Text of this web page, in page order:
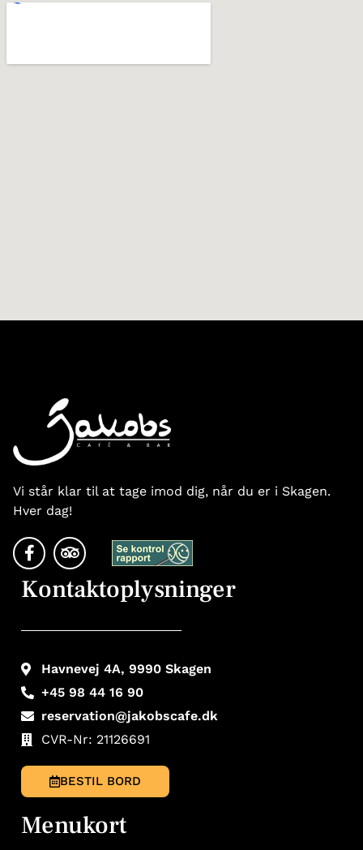
Vi står klar til at tage imod dig, når du er i Skagen.
Hver dag!
Kontaktoplysninger
Havnevej 4A, 9990 Skagen
+45 98 44 16 90
reservation@jakobscafe.dk
CVR-Nr: 21126691
BESTIL BORD
Menukort